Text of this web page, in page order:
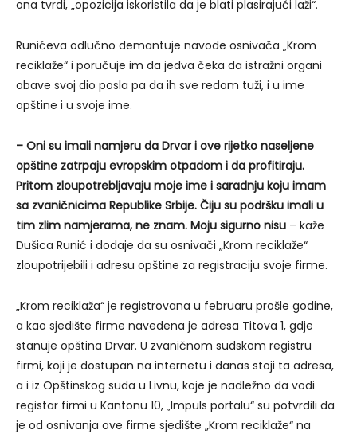
ona tvrdi, „opozicija iskoristila da je blati plasirajući laži“.
Runićeva odlučno demantuje navode osnivača „Krom
reciklaže“ i poručuje im da jedva čeka da istražni organi
obave svoj dio posla pa da ih sve redom tuži, i u ime
opštine i u svoje ime.
– Oni su imali namjeru da Drvar i ove rijetko naseljene
opštine zatrpaju evropskim otpadom i da profitiraju.
Pritom zloupotrebljavaju moje ime i saradnju koju imam
sa zvaničnicima Republike Srbije. Čiju su podršku imali u
tim zlim namjerama, ne znam. Moju sigurno nisu – kaže
Dušica Runić i dodaje da su osnivači „Krom reciklaže“
zloupotrijebili i adresu opštine za registraciju svoje firme.
„Krom reciklaža“ je registrovana u februaru prošle godine,
a kao sjedište firme navedena je adresa Titova 1, gdje
stanuje opština Drvar. U zvaničnom sudskom registru
firmi, koji je dostupan na internetu i danas stoji ta adresa,
a i iz Opštinskog suda u Livnu, koje je nadležno da vodi
registar firmi u Kantonu 10, „Impuls portalu“ su potvrdili da
je od osnivanja ove firme sjedište „Krom reciklaže“ na